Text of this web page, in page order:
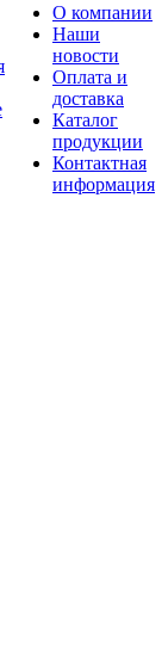
О компании
Наши
новости
Оплата и
доставка
Каталог
продукции
Контактная
информация